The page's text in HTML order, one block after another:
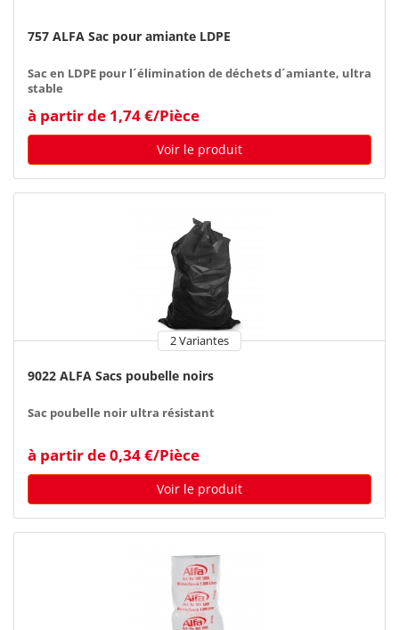
757 ALFA Sac pour amiante LDPE
Sac en LDPE pour l´élimination de déchets d´amiante, ultra
stable
à partir de 1,74 €/Pièce
Voir le produit
2 Variantes
9022 ALFA Sacs poubelle noirs
Sac poubelle noir ultra résistant
à partir de 0,34 €/Pièce
Voir le produit